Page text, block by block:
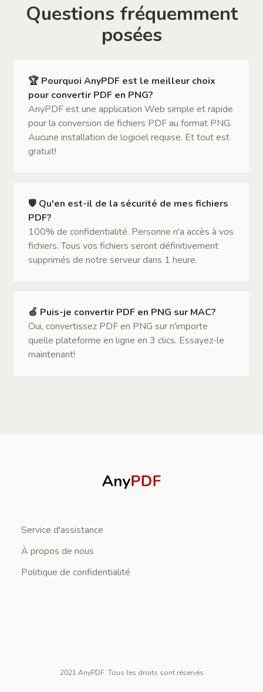
Questions fréquemment
posées
🏆 Pourquoi AnyPDF est le meilleur choix
pour convertir PDF en PNG?
AnyPDF est une application Web simple et rapide
pour la conversion de fichiers PDF au format PNG.
Aucune installation de logiciel requise. Et tout est
gratuit!
🛡 Qu'en est-il de la sécurité de mes fichiers
PDF?
100% de confidentialité. Personne n'a accès à vos
fichiers. Tous vos fichiers seront définitivement
supprimés de notre serveur dans 1 heure.
🍏 Puis-je convertir PDF en PNG sur MAC?
Oui, convertissez PDF en PNG sur n'importe
quelle plateforme en ligne en 3 clics. Essayez-le
maintenant!
Service d'assistance
À propos de nous
Politique de confidentialité
2021 AnyPDF. Tous les droits sont réservés